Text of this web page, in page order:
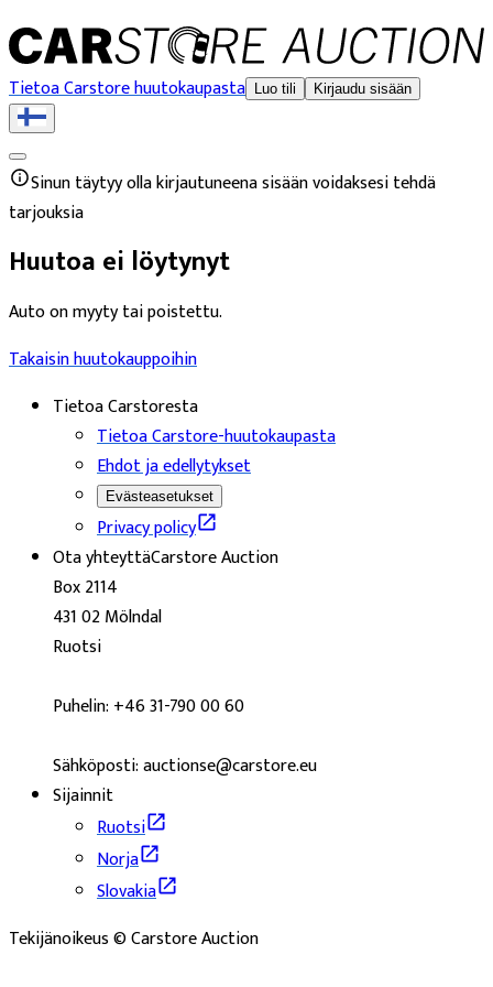
Tietoa Carstore huutokaupasta Luo tili Kirjaudu sisään
Sinun täytyy olla kirjautuneena sisään voidaksesi tehdä
tarjouksia
Huutoa ei löytynyt
Auto on myyty tai poistettu.
Takaisin huutokauppoihin
Tietoa Carstoresta
Tietoa Carstore-huutokaupasta
Ehdot ja edellytykset
Evästeasetukset
Privacy policy
Ota yhteyttäCarstore Auction
Box 2114
431 02 Mölndal
Ruotsi
Puhelin: +46 31-790 00 60
Sähköposti: auctionse@carstore.eu
Sijainnit
Ruotsi
Norja
Slovakia
Tekijänoikeus © Carstore Auction